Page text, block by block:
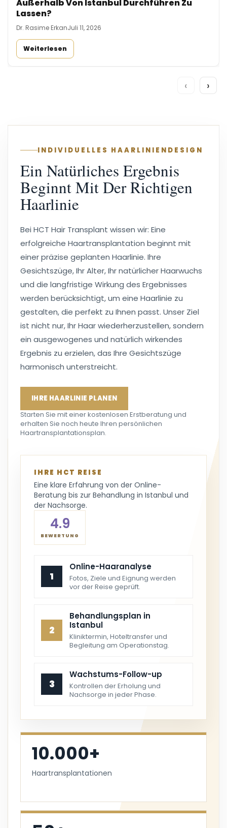
Außerhalb Von Istanbul Durchführen Zu
Lassen?
Dr. Rasime ErkanJuli 11, 2026
Weiterlesen
‹ ›
INDIVIDUELLES HAARLINIENDESIGN
Ein Natürliches Ergebnis
Beginnt Mit Der Richtigen
Haarlinie
Bei HCT Hair Transplant wissen wir: Eine
erfolgreiche Haartransplantation beginnt mit
einer präzise geplanten Haarlinie. Ihre
Gesichtszüge, Ihr Alter, Ihr natürlicher Haarwuchs
und die langfristige Wirkung des Ergebnisses
werden berücksichtigt, um eine Haarlinie zu
gestalten, die perfekt zu Ihnen passt. Unser Ziel
ist nicht nur, Ihr Haar wiederherzustellen, sondern
ein ausgewogenes und natürlich wirkendes
Ergebnis zu erzielen, das Ihre Gesichtszüge
harmonisch unterstreicht.
IHRE HAARLINIE PLANEN
Starten Sie mit einer kostenlosen Erstberatung und
erhalten Sie noch heute Ihren persönlichen
Haartransplantationsplan.
IHRE HCT REISE
Eine klare Erfahrung von der Online-
Beratung bis zur Behandlung in Istanbul und
der Nachsorge.
4.9
BEWERTUNG
1
Online-Haaranalyse
Fotos, Ziele und Eignung werden
vor der Reise geprüft.
2
Behandlungsplan in
Istanbul
Kliniktermin, Hoteltransfer und
Begleitung am Operationstag.
3
Wachstums-Follow-up
Kontrollen der Erholung und
Nachsorge in jeder Phase.
10.000+
Haartransplantationen